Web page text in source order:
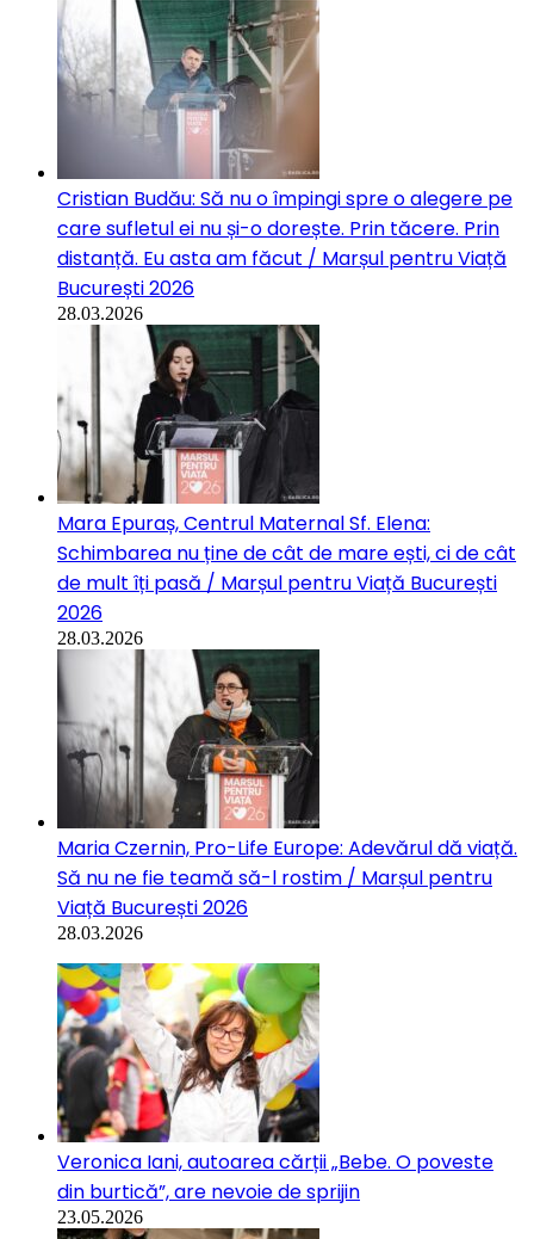
Cristian Budău: Să nu o împingi spre o alegere pe
care sufletul ei nu și-o dorește. Prin tăcere. Prin
distanță. Eu asta am făcut / Marșul pentru Viață
București 2026
28.03.2026
Mara Epuraș, Centrul Maternal Sf. Elena:
Schimbarea nu ține de cât de mare ești, ci de cât
de mult îți pasă / Marșul pentru Viață București
2026
28.03.2026
Maria Czernin, Pro-Life Europe: Adevărul dă viață.
Să nu ne fie teamă să-l rostim / Marșul pentru
Viață București 2026
28.03.2026
Veronica Iani, autoarea cărții „Bebe. O poveste
din burtică”, are nevoie de sprijin
23.05.2026